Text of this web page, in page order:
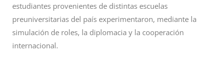
estudiantes provenientes de distintas escuelas
preuniversitarias del país experimentaron, mediante la
simulación de roles, la diplomacia y la cooperación
internacional.